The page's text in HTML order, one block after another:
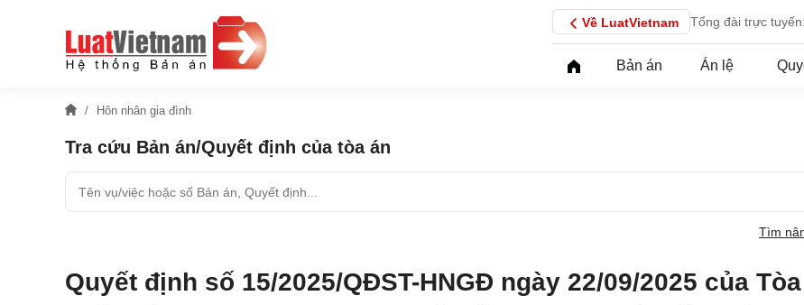
Về LuatVietnam Tổng đài trực tuyến:
Bản án Án lệ
Hôn nhân gia đình
Tra cứu Bản án/Quyết định của tòa án
Tìm
Quyết định số 15/2025/QĐST-HNGĐ ngày 22/09/2025 của